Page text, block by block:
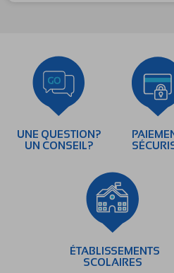
UNE QUESTION?
UN CONSEIL?
ÉTABLISSEMENTS
SCOLAIRES